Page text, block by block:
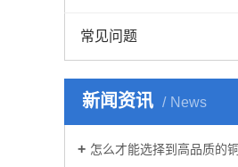
常见问题
新闻资讯 News
怎么才能选择到高品质的铜